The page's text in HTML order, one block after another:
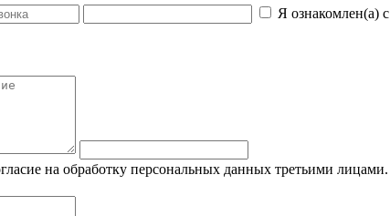
Я ознакомлен(а) с
на обработку персональных данных третьими лицами.